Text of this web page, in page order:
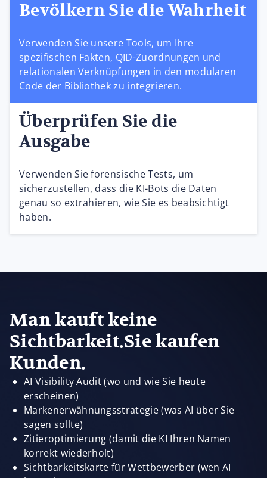
Bevölkern Sie die Wahrheit
Verwenden Sie unsere Tools, um Ihre
spezifischen Fakten, QID-Zuordnungen und
relationalen Verknüpfungen in den modularen
Code der Bibliothek zu integrieren.
Überprüfen Sie die
Ausgabe
Verwenden Sie forensische Tests, um
sicherzustellen, dass die KI-Bots die Daten
genau so extrahieren, wie Sie es beabsichtigt
haben.
Man kauft keine
Sichtbarkeit.Sie kaufen
Kunden.
AI Visibility Audit (wo und wie Sie heute
erscheinen)
Markenerwähnungsstrategie (was AI über Sie
sagen sollte)
Zitieroptimierung (damit die KI Ihren Namen
korrekt wiederholt)
Sichtbarkeitskarte für Wettbewerber (wen AI